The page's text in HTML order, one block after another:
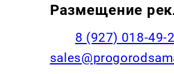
Размещение
8 (927) 018-49-